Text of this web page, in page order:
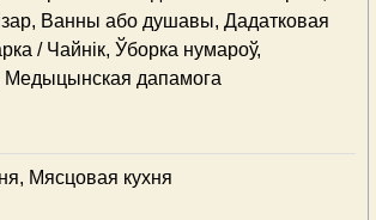
Ванны або душавы, Дадатковая
/ Чайнік, Ўборка нумароў,
дапамога
Мясцовая кухня